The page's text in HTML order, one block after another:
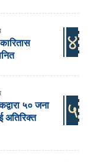
४
५० जना
अतिरिक्त
५